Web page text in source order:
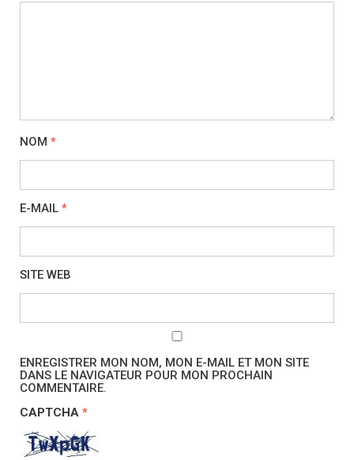
NOM *
E-MAIL *
SITE WEB
ENREGISTRER MON NOM, MON E-MAIL ET MON SITE
DANS LE NAVIGATEUR POUR MON PROCHAIN
COMMENTAIRE.
CAPTCHA *